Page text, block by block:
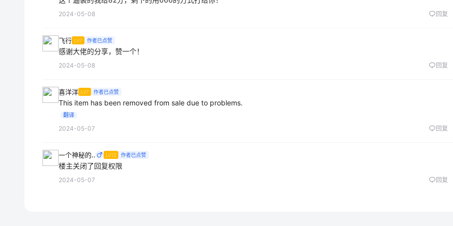
2024-05-08 回复
飞行 LV7 作者已点赞
感谢大佬的分享，赞一个！
2024-05-08 回复
喜洋洋 LV7 作者已点赞
This item has been removed from sale due to problems.
翻译
2024-05-07 回复
一个神秘的.. LV13 作者已点赞
楼主关闭了回复权限
2024-05-07 回复